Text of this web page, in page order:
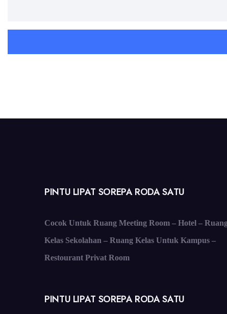
PINTU LIPAT SOREPA RODA SATU
Cocok Untuk Ruang Meeting Room – Hotel –
Kelas Sekolahan – Ruang Kelas Untuk Kampus –
Restourant Privat Room
PINTU LIPAT SOREPA RODA SATU